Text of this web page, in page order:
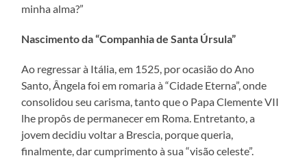
minha alma?”
Nascimento da “Companhia de Santa Úrsula”
Ao regressar à Itália, em 1525, por ocasião do Ano
Santo, Ângela foi em romaria à “Cidade Eterna”, onde
consolidou seu carisma, tanto que o Papa Clemente VII
lhe propôs de permanecer em Roma. Entretanto, a
jovem decidiu voltar a Brescia, porque queria,
finalmente, dar cumprimento à sua “visão celeste”.